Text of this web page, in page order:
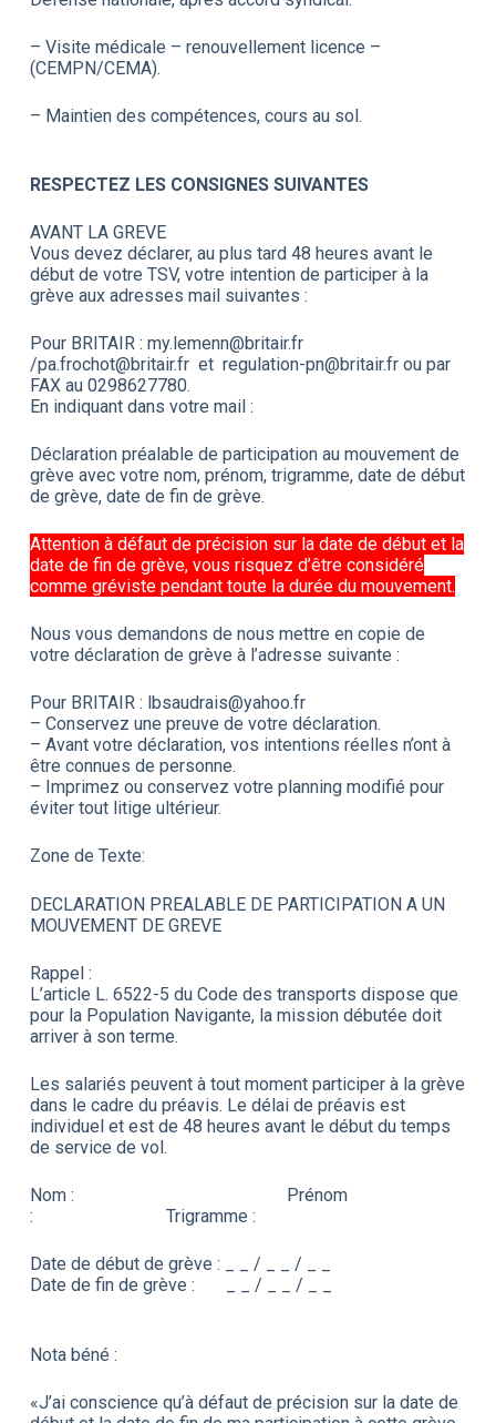
– Visite médicale – renouvellement licence –
(CEMPN/CEMA).
– Maintien des compétences, cours au sol.
RESPECTEZ LES CONSIGNES SUIVANTES
AVANT LA GREVE
Vous devez déclarer, au plus tard 48 heures avant le
début de votre TSV, votre intention de participer à la
grève aux adresses mail suivantes :
Pour BRITAIR : my.lemenn@britair.fr
/pa.frochot@britair.fr et regulation-pn@britair.fr ou par
FAX au 0298627780.
En indiquant dans votre mail :
Déclaration préalable de participation au mouvement de
grève avec votre nom, prénom, trigramme, date de début
de grève, date de fin de grève.
Attention à défaut de précision sur la date de début et la
date de fin de grève, vous risquez d’être considéré
comme gréviste pendant toute la durée du mouvement.
Nous vous demandons de nous mettre en copie de
votre déclaration de grève à l’adresse suivante :
Pour BRITAIR : lbsaudrais@yahoo.fr
– Conservez une preuve de votre déclaration.
– Avant votre déclaration, vos intentions réelles n’ont à
être connues de personne.
– Imprimez ou conservez votre planning modifié pour
éviter tout litige ultérieur.
Zone de Texte:
DECLARATION PREALABLE DE PARTICIPATION A UN
MOUVEMENT DE GREVE
Rappel :
L’article L. 6522-5 du Code des transports dispose que
pour la Population Navigante, la mission débutée doit
arriver à son terme.
Les salariés peuvent à tout moment participer à la grève
dans le cadre du préavis. Le délai de préavis est
individuel et est de 48 heures avant le début du temps
de service de vol.
Nom : Prénom
: Trigramme :
Date de début de grève : _ _ / _ _ / _ _
Date de fin de grève : _ _ / _ _ / _ _
Nota béné :
«J’ai conscience qu’à défaut de précision sur la date de